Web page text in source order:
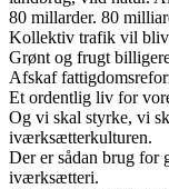
80 millarder. 80
Kollektiv trafik vil
Grønt og frugt
Afskaf
Et ordentlig liv for
Og vi skal styrke, vi
iværksætterkulturen.
Der er sådan brug for
iværksætteri.